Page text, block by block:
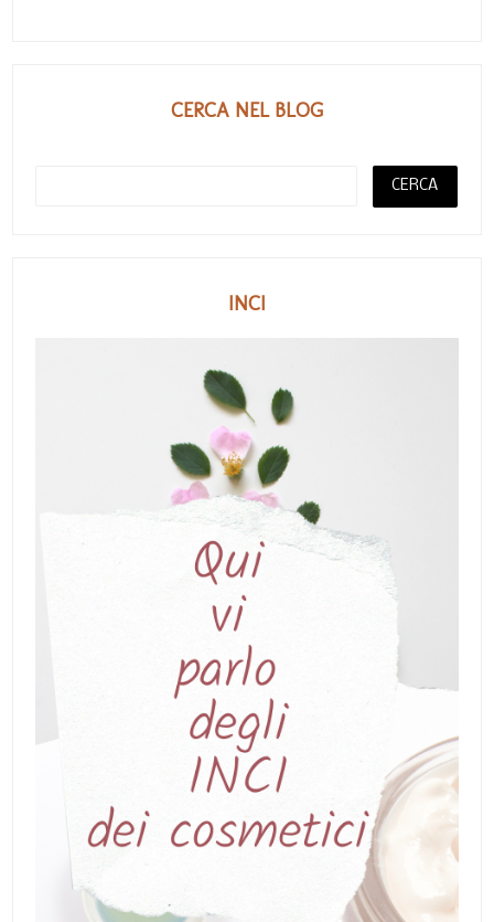
CERCA NEL BLOG
INCI